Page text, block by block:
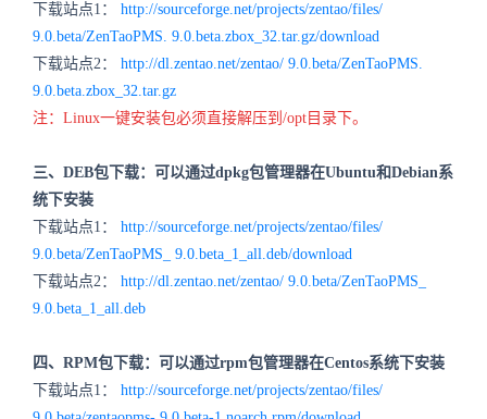
下载站点1： http://sourceforge.net/projects/zentao/files/
9.0.beta/ZenTaoPMS. 9.0.beta.zbox_32.tar.gz/download
下载站点2： http://dl.zentao.net/zentao/ 9.0.beta/ZenTaoPMS.
9.0.beta.zbox_32.tar.gz
注：Linux一键安装包必须直接解压到/opt目录下。
三、DEB包下载：可以通过dpkg包管理器在Ubuntu和Debian系
统下安装
下载站点1： http://sourceforge.net/projects/zentao/files/
9.0.beta/ZenTaoPMS_ 9.0.beta _1_all.deb/download
下载站点2： http://dl.zentao.net/zentao/ 9.0.beta/ZenTaoPMS_
9.0.beta _1_all.deb
四、RPM包下载：可以通过rpm包管理器在Centos系统下安装
下载站点1： http://sourceforge.net/projects/zentao/files/